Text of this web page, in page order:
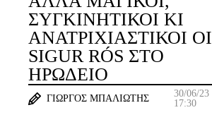
ΣΥΓΚΙΝΗΤΙΚΟΊ ΚΙ
ΑΝΑΤΡΙΧΙΑΣΤΙΚΟΊ ΟΙ
SIGUR RÓS ΣΤΟ
ΗΡΏΔΕΙΟ
ΓΙΏΡΓΟΣ ΜΠΑΛΙΏΤΗΣ
30/06/23
17:30